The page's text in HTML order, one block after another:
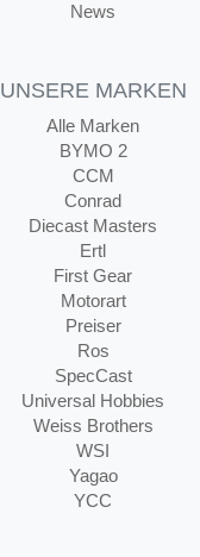
News
UNSERE MARKEN
Alle Marken
BYMO 2
CCM
Conrad
Diecast Masters
Ertl
First Gear
Motorart
Preiser
Ros
SpecCast
Universal Hobbies
Weiss Brothers
WSI
Yagao
YCC